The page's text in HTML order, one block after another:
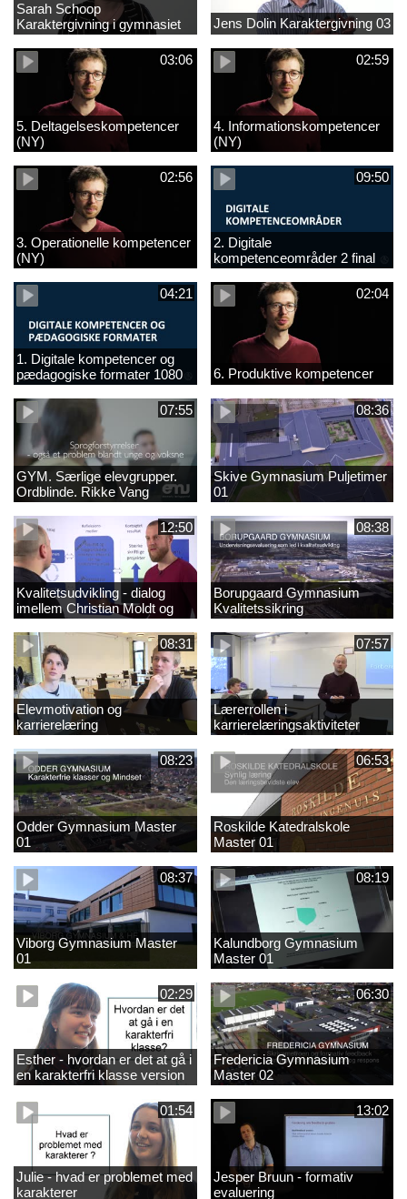
Sarah Schoop
Karaktergivning i gymnasiet
01
Jens Dolin Karaktergivning 03
03:06
5. Deltagelseskompetencer
(NY)
02:59
4. Informationskompetencer
(NY)
02:56
3. Operationelle kompetencer
(NY)
09:50
2. Digitale
kompetenceområder 2 final
(NY)
04:21
1. Digitale kompetencer og
pædagogiske formater 1080
final (ny)
02:04
6. Produktive kompetencer
07:55
GYM. Særlige elevgrupper.
Ordblinde. Rikke Vang
08:36
Skive Gymnasium Puljetimer
01
12:50
Kvalitetsudvikling - dialog
imellem Christian Moldt og
Dennis Hellegaard
08:38
Borupgaard Gymnasium
Kvalitetssikring
08:31
Elevmotivation og
karrierelæring
07:57
Lærerrollen i
karrierelæringsaktiviteter
08:23
Odder Gymnasium Master
01
06:53
Roskilde Katedralskole
Master 01
08:37
Viborg Gymnasium Master
01
08:19
Kalundborg Gymnasium
Master 01
02:29
Esther - hvordan er det at gå i
en karakterfri klasse version
4
06:30
Fredericia Gymnasium
Master 02
01:54
Julie - hvad er problemet med
karakterer
13:02
Jesper Bruun - formativ
evaluering